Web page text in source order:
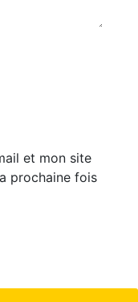
et mon site
prochaine fois